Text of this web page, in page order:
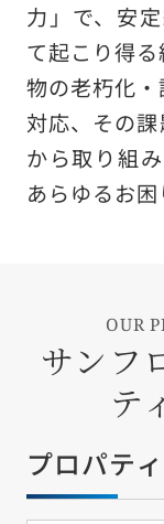
日本語
サイトのご利
個人情報保護方針
電子公告
金融商品の販売
力」で、安
て起こり得
物の老朽化
対応、その
から取り組
あらゆるお困
OUR
サンフ
テ
プロパテ